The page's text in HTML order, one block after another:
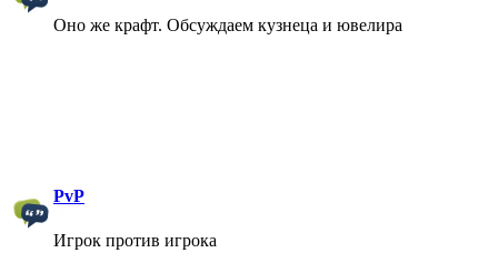
Оно же крафт. Обсуждаем кузнеца и ювелира
PvP
Игрок против игрока